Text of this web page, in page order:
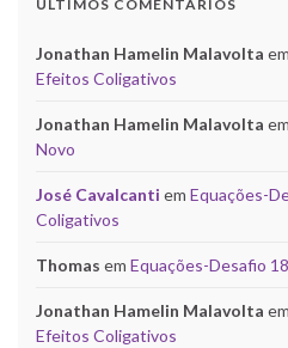
ÚLTIMOS COMENTÁRIOS
Jonathan Hamelin Malavolta em
Efeitos Coligativos
Jonathan Hamelin Malavolta em
Novo
José Cavalcanti em Equações-
Coligativos
Thomas em Equações-Desafio
Jonathan Hamelin Malavolta em
Efeitos Coligativos